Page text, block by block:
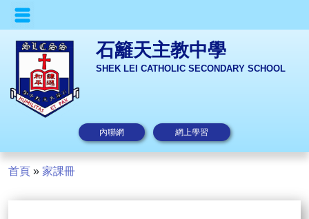
石籬天主教中學
SHEK LEI CATHOLIC SECONDARY SCHOOL
內聯網 網上學習
首頁 » 家課冊